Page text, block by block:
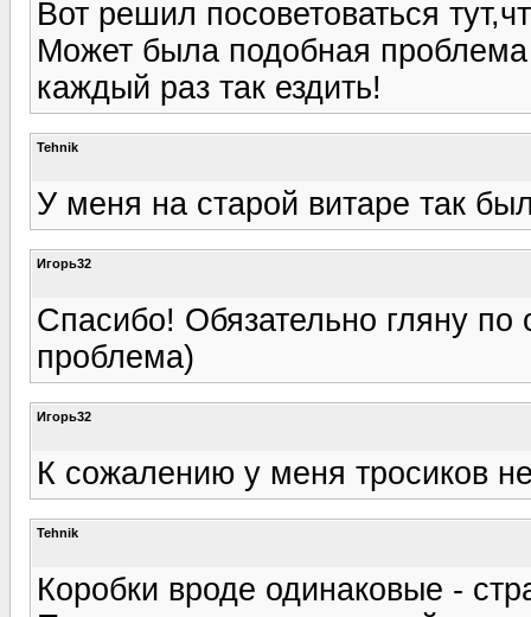
Вот решил посоветоваться
Может была подобная
каждый раз так ездить!
Tehnik
У меня на старой витаре так
Игорь32
Спасибо! Обязательно гляну
проблема)
Игорь32
К сожалению у меня тросиков
Tehnik
Коробки вроде одинаковые -